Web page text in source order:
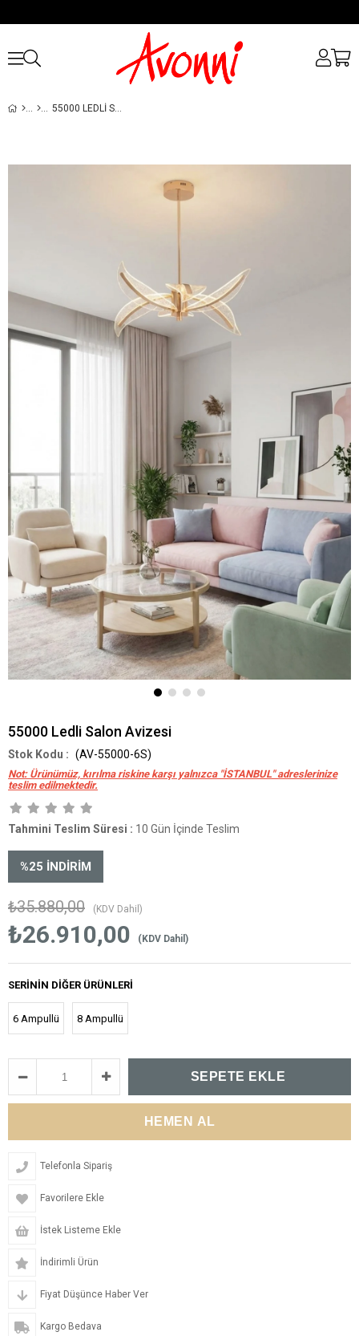
55000 LEDLI SALON AVIZESI
55000 Ledli Salon Avizesi
(AV-55000-6S)
Not: Ürünümüz, kırılma riskine karşı yalnızca "İSTANBUL" adreslerinize
teslim edilmektedir.
Tahmini Teslim Süresi : 10 Gün İçinde Teslim
%25 İNDIRIM
₺35.880,00 (KDV Dahil)
₺26.910,00 (KDV Dahil)
SERININ DIĞER ÜRÜNLERI
6 Ampullü 8 Ampullü
Telefonla Sipariş
Favorilere Ekle
İstek Listeme Ekle
İndirimli Ürün
Fiyat Düşünce Haber Ver
Kargo Bedava